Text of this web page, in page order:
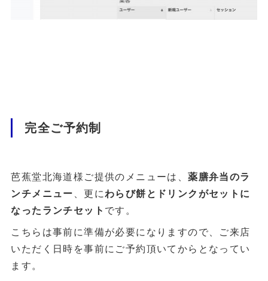
完全ご予約制
芭蕉堂北海道様ご提供のメニューは、薬膳弁当のラ
ンチメニュー
、更にわらび餅とドリンクがセットに
なったランチセット です。
こちらは事前に準備が必要になりますので、ご来店
いただく日時を事前にご予約頂いてからとなってい
ます。